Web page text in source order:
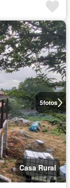
5fotos
Casa Rural